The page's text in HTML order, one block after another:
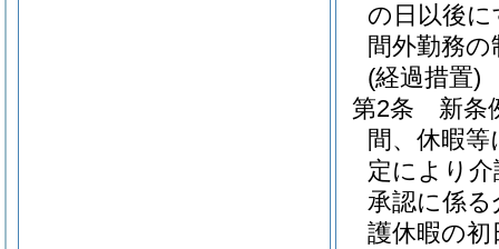
の日以後
間外勤務
(経過措置)
第2条
新条
間、休暇
定により
承認に係
護休暇の